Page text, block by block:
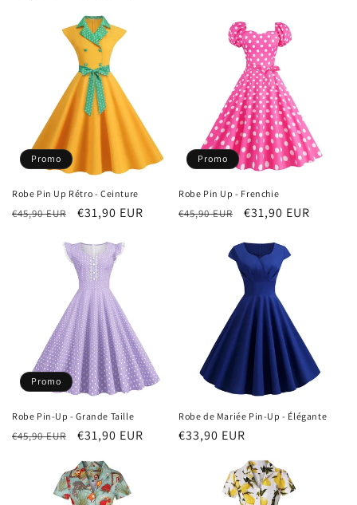
Promo
Robe Pin Up Rétro - Ceinture
Prix
€45,90 EUR
Prix
€31,90 EUR
Promo
Robe Pin Up - Frenchie
Prix
€45,90 EUR
Prix
€31,90 EUR
Promo
Robe Pin-Up - Grande Taille
Prix
€45,90 EUR
Prix
€31,90 EUR
Robe de Mariée Pin-Up - Élégante
Prix
€33,90 EUR